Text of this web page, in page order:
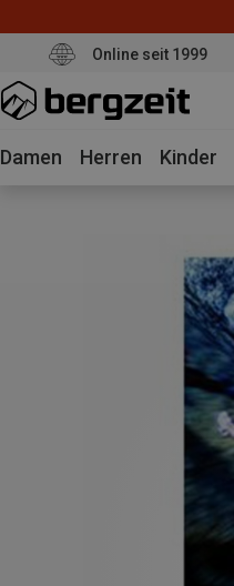
Online seit 1999
Damen Herren Kinder